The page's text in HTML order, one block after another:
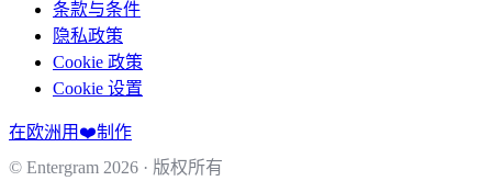
条款与条件
隐私政策
Cookie 政策
Cookie 设置
在欧洲用❤️制作
© Entergram 2026 · 版权所有